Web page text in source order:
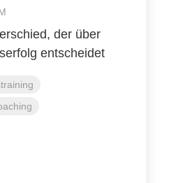
der über
entscheidet